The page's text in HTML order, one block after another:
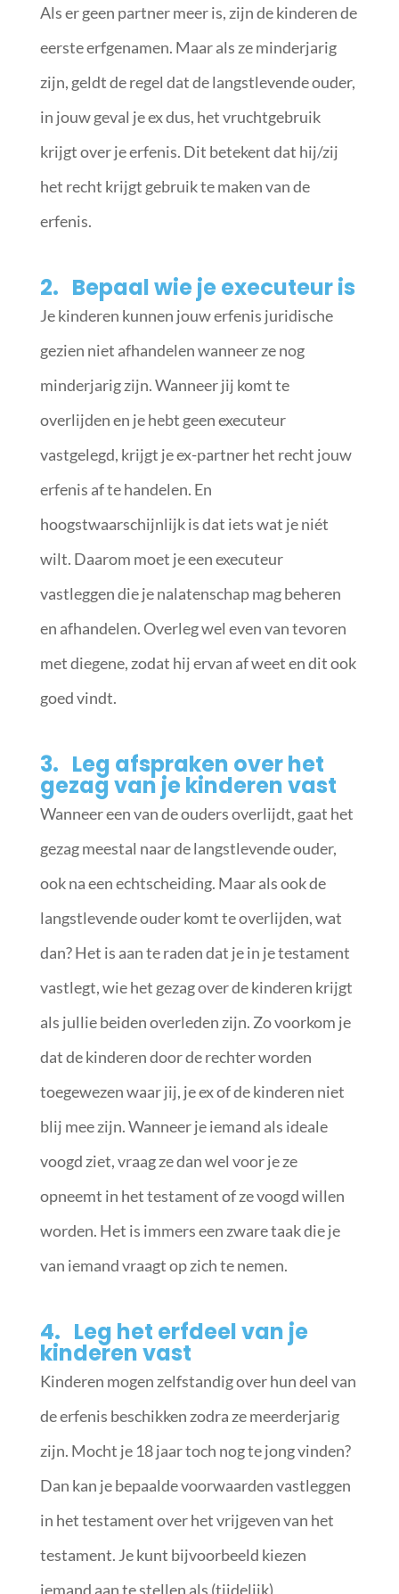
Als er geen partner meer is, zijn de kinderen de
eerste erfgenamen. Maar als ze minderjarig
zijn, geldt de regel dat de langstlevende ouder,
in jouw geval je ex dus, het vruchtgebruik
krijgt over je erfenis. Dit betekent dat hij/zij
het recht krijgt gebruik te maken van de
erfenis.
2. Bepaal wie je executeur is
Je kinderen kunnen jouw erfenis juridische
gezien niet afhandelen wanneer ze nog
minderjarig zijn. Wanneer jij komt te
overlijden en je hebt geen executeur
vastgelegd, krijgt je ex-partner het recht jouw
erfenis af te handelen. En
hoogstwaarschijnlijk is dat iets wat je niét
wilt. Daarom moet je een executeur
vastleggen die je nalatenschap mag beheren
en afhandelen. Overleg wel even van tevoren
met diegene, zodat hij ervan af weet en dit ook
goed vindt.
3. Leg afspraken over het
gezag van je kinderen vast
Wanneer een van de ouders overlijdt, gaat het
gezag meestal naar de langstlevende ouder,
ook na een echtscheiding. Maar als ook de
langstlevende ouder komt te overlijden, wat
dan? Het is aan te raden dat je in je testament
vastlegt, wie het gezag over de kinderen krijgt
als jullie beiden overleden zijn. Zo voorkom je
dat de kinderen door de rechter worden
toegewezen waar jij, je ex of de kinderen niet
blij mee zijn. Wanneer je iemand als ideale
voogd ziet, vraag ze dan wel voor je ze
opneemt in het testament of ze voogd willen
worden. Het is immers een zware taak die je
van iemand vraagt op zich te nemen.
4. Leg het erfdeel van je
kinderen vast
Kinderen mogen zelfstandig over hun deel van
de erfenis beschikken zodra ze meerderjarig
zijn. Mocht je 18 jaar toch nog te jong vinden?
Dan kan je bepaalde voorwaarden vastleggen
in het testament over het vrijgeven van het
testament. Je kunt bijvoorbeeld kiezen
iemand aan te stellen als (tijdelijk)